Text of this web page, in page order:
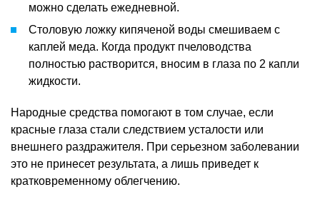
можно сделать ежедневной.
Столовую ложку кипяченой воды смешиваем с
каплей меда. Когда продукт пчеловодства
полностью растворится, вносим в глаза по 2 капли
жидкости.
Народные средства помогают в том случае, если
красные глаза стали следствием усталости или
внешнего раздражителя. При серьезном заболевании
это не принесет результата, а лишь приведет к
кратковременному облегчению.